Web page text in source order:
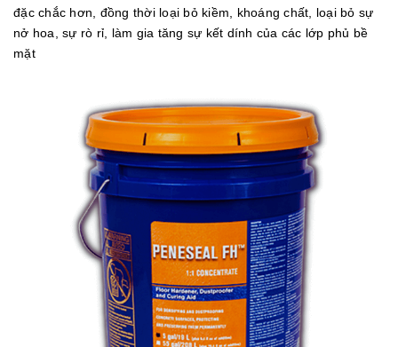
đặc chắc hơn, đồng thời loại bỏ kiềm, khoáng chất, loại bỏ sự
nở hoa, sự rò rỉ, làm gia tăng sự kết dính của các lớp phủ bề
mặt